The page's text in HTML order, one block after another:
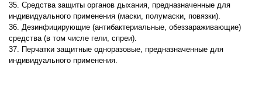
35. Средства защиты органов дыхания, предназначенные для
индивидуального применения (маски, полумаски, повязки).
36. Дезинфицирующие (антибактериальные, обеззараживающие)
средства (в том числе гели, спреи).
37. Перчатки защитные одноразовые, предназначенные для
индивидуального применения.